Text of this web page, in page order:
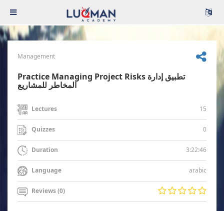
Management
Practice Managing Project Risks تطبيق إدارة
المخاطر للمشاريع
Lectures 15
Quizzes 0
Duration 3:22:46
Language arabic
Reviews (0)